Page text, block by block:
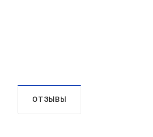
ОТЗЫВЫ